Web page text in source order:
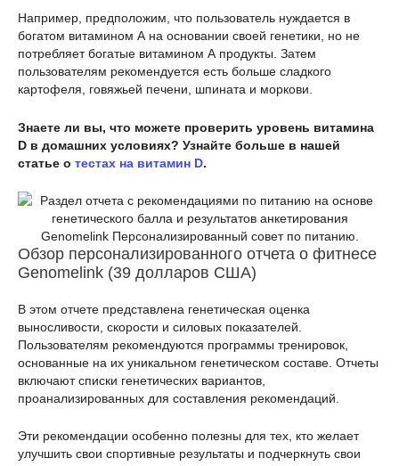
Например, предположим, что пользователь нуждается в
богатом витамином А на основании своей генетики, но не
потребляет богатые витамином А продукты. Затем
пользователям рекомендуется есть больше сладкого
картофеля, говяжьей печени, шпината и моркови.
Знаете ли вы, что можете проверить уровень витамина
D в домашних условиях? Узнайте больше в нашей
статье о тестах на витамин D.
Genomelink Персонализированный совет по питанию.
Обзор персонализированного отчета о фитнесе
Genomelink (39 долларов США)
В этом отчете представлена генетическая оценка
выносливости, скорости и силовых показателей.
Пользователям рекомендуются программы тренировок,
основанные на их уникальном генетическом составе. Отчеты
включают списки генетических вариантов,
проанализированных для составления рекомендаций.
Эти рекомендации особенно полезны для тех, кто желает
улучшить свои спортивные результаты и подчеркнуть свои